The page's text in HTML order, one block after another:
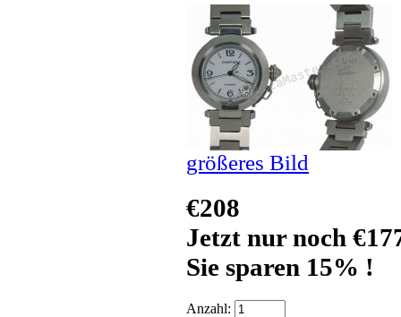
größeres Bild
€208
Jetzt nur noch
Sie sparen 15% !
Anzahl: